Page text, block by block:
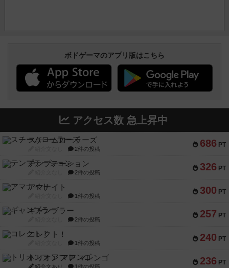
ボドゲーマのアプリ版はこちら
アクセス数 急上昇中
686 PT
スチームローラーズ
2件の投稿
326 PT
テンプテーション
2件の投稿
300 PT
アマナイト
1件の投稿
257 PT
ギャンブラー
2件の投稿
240 PT
コレクト！
1件の投稿
236 PT
トリオンフ ア マレンゴ
紹介文あり 1件の投稿